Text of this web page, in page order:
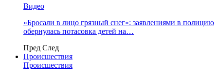
Видео
«Бросали в лицо грязный снег»: заявлениями в полицию
обернулась потасовка детей на…
Пред След
Происшествия
Происшествия